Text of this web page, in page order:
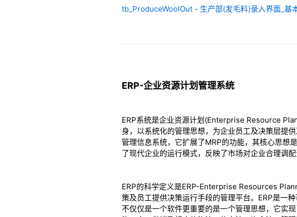
tb_ProduceWoolOut - 生产部(发毛料)录入界面_基
ERP-企业资源计划管理系统
ERP系统是企业资源计划(Enterprise Resource
身，以系统化的管理思想，为企业员工及决策层提
管理信息系统，它扩展了MRP的功能，其核心思想
了现代企业的运行模式，反映了市场对企业合理调
ERP的科学定义是ERP-Enterprise Resources
策及员工提供决策运行手段的管理平台。ERP是一
不仅仅是一个软件更重要的是一个管理思想，它实